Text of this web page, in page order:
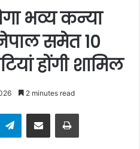
भव्य कन्या
समेत 10
होंगी शामिल
2 minutes read
TelegramShare via Email Print